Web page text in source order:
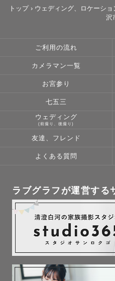
トップ› ウェディング、ロケーシ
沢
ご利用の流れ
カメラマン一覧
お宮参り
七五三
ウェディング
(前撮り、後撮り)
友達、フレンド
よくある質問
ラブグラフが運営する